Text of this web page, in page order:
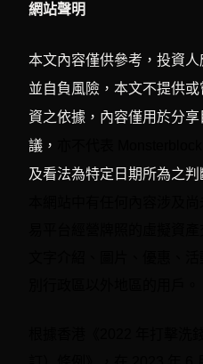
網站聲明
本文內容僅供參考，投資人
並自負風險，本文不提供
資之依據，內容僅用於分
議，
及看法為特定日期所為之